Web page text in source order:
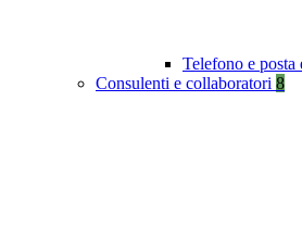
Telefono e posta
Consulenti e collaboratori 8